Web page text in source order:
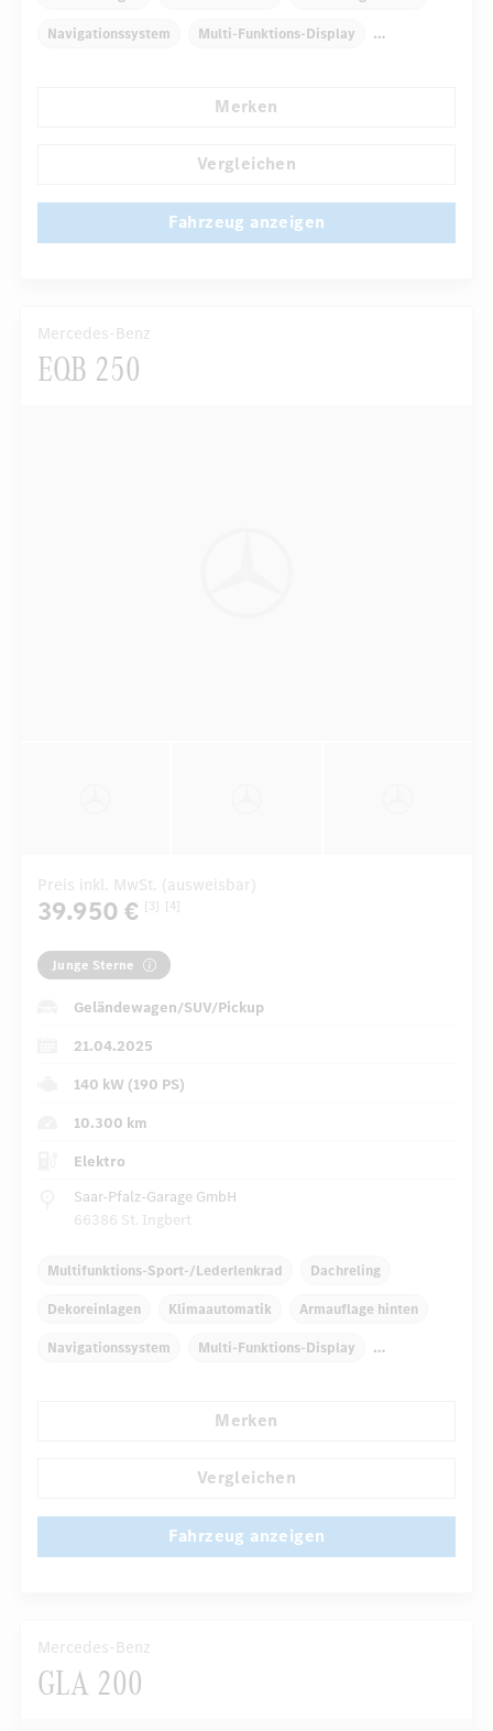
Navigationssystem Multi-Funktions-Display
Fahrer-/Beifahrersitz elektrisch ...
Merken
Vergleichen
Fahrzeug anzeigen
Mercedes-Benz
EQB 250
Preis inkl. MwSt. (ausweisbar)
39.950 € [3] [4]
Junge Sterne
Geländewagen/SUV/Pickup
21.04.2025
140 kW (190 PS)
10.300 km
Elektro
Saar-Pfalz-Garage GmbH
66386 St. Ingbert
Multifunktions-Sport-/Lederlenkrad Dachreling
Dekoreinlagen Klimaautomatik Armauflage hinten
Navigationssystem Multi-Funktions-Display
Merken
Vergleichen
Fahrzeug anzeigen
Mercedes-Benz
GLA 200